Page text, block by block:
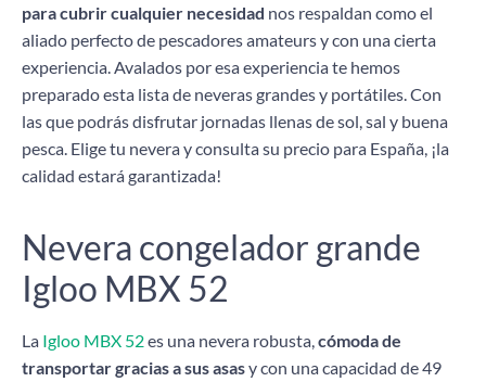
para cubrir cualquier necesidad nos respaldan como el
aliado perfecto de pescadores amateurs y con una cierta
experiencia. Avalados por esa experiencia te hemos
preparado esta lista de neveras grandes y portátiles. Con
las que podrás disfrutar jornadas llenas de sol, sal y buena
pesca. Elige tu nevera y consulta su precio para España, ¡la
calidad estará garantizada!
Nevera congelador grande
Igloo MBX 52
La Igloo MBX 52es una nevera robusta, cómoda de
transportar gracias a sus asasy con una capacidad de 49